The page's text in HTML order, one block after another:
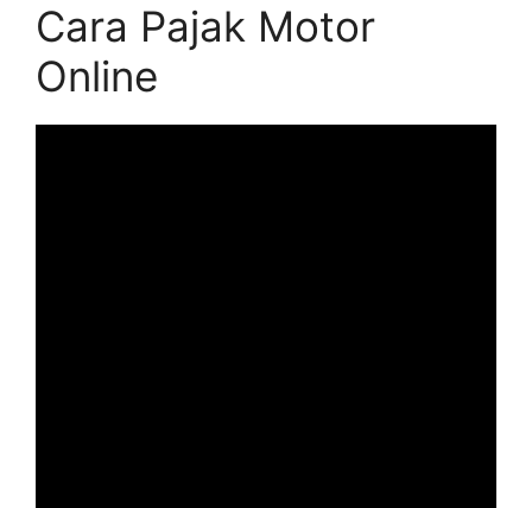
Cara Pajak Motor
Online